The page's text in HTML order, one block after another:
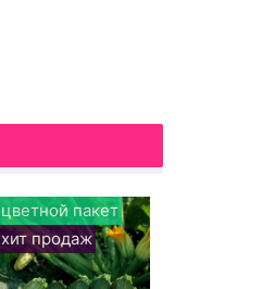
цветной пакет
хит продаж